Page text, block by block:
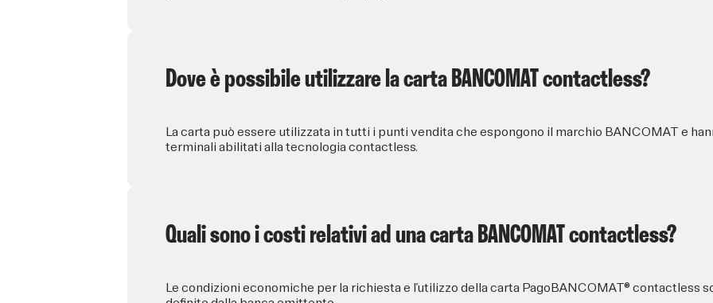
Dove è possibile utilizzare la carta BANCOMAT contactless?
La carta può essere utilizzata in tutti i punti vendita che espongono il marchio BANCOMAT e
terminali abilitati alla tecnologia contactless.
Quali sono i costi relativi ad una carta BANCOMAT contactless?
Le condizioni economiche per la richiesta e l’utilizzo della carta PagoBANCOMAT® contactless